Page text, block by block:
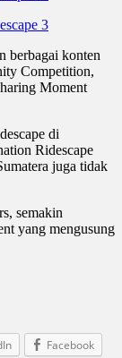
berbagai konten
Competition,
Moment
di
Ridescape
juga tidak
semakin
yang mengusung
Facebook